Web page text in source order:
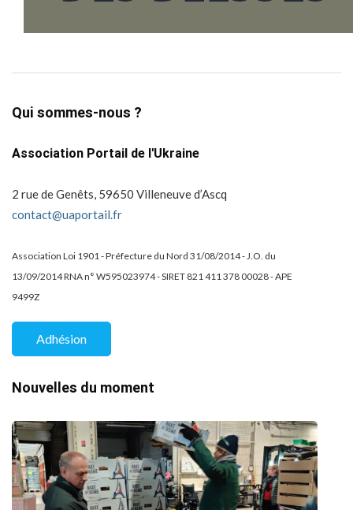
Qui sommes-nous ?
Association Portail de l'Ukraine
2 rue de Genêts, 59650 Villeneuve d’Ascq
contact@uaportail.fr
Association Loi 1901 - Préfecture du Nord 31/08/2014 - J.O. du
13/09/2014 RNA n° W595023974 - SIRET 821 411 378 00028 - APE
9499Z
Adhésion
Nouvelles du moment